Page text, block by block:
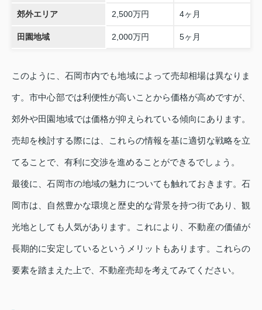
郊外エリア 2,500万円 4ヶ月
田園地域 2,000万円 5ヶ月
このように、石岡市内でも地域によって売却相場は異なりま
す。市中心部では利便性が高いことから価格が高めですが、
郊外や田園地域では価格が抑えられている傾向にあります。
売却を検討する際には、これらの情報を基に適切な戦略を立
てることで、有利に交渉を進めることができるでしょう。
最後に、石岡市の地域の魅力についても触れておきます。石
岡市は、自然豊かな環境と歴史的な背景を持つ街であり、観
光地としても人気があります。これにより、不動産の価値が
長期的に安定しているというメリットもあります。これらの
要素を踏まえた上で、不動産売却を考えてみてください。